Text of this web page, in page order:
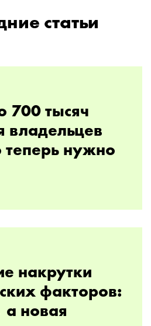
статьи
700 тысяч
владельцев
теперь нужно
накрутки
факторов:
а новая